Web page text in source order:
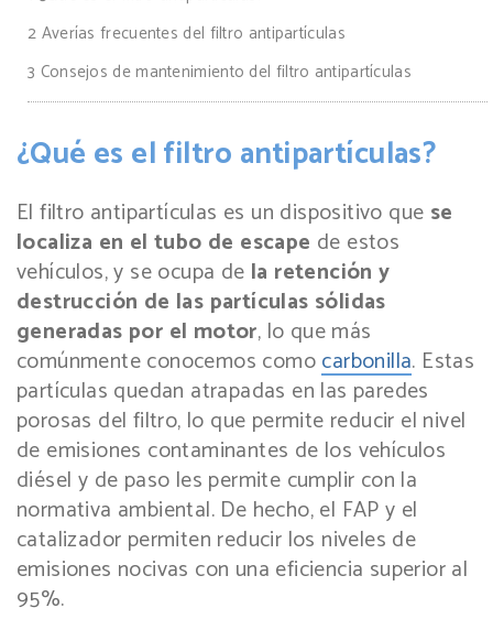
2 Averías frecuentes del filtro antipartículas
3 Consejos de mantenimiento del filtro antipartículas
¿Qué es el filtro antipartículas?
El filtro antipartículas es un dispositivo que se
localiza en el tubo de escape de estos
vehículos, y se ocupa de la retención y
destrucción de las partículas sólidas
generadas por el motor, lo que más
comúnmente conocemos comocarbonilla. Estas
partículas quedan atrapadas en las paredes
porosas del filtro, lo que permite reducir el nivel
de emisiones contaminantes de los vehículos
diésel y de paso les permite cumplir con la
normativa ambiental. De hecho, el FAP y el
catalizador permiten reducir los niveles de
emisiones nocivas con una eficiencia superior al
95%.